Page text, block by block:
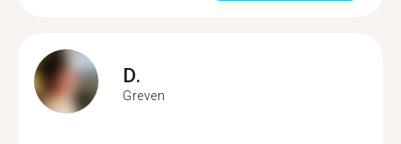
D.
Greven